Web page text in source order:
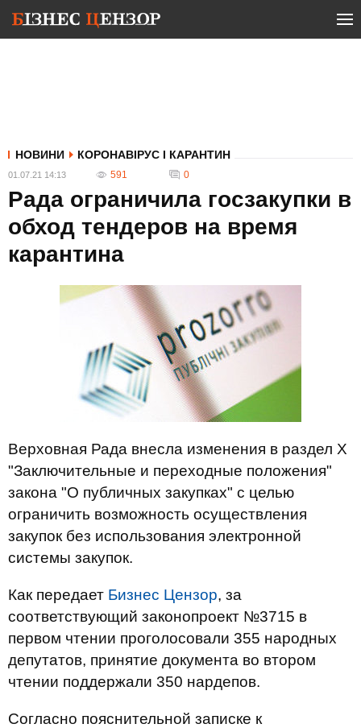
НОВИНИ КОРОНАВІРУС І КАРАНТИН
01.07.21 14:13 591 0
Рада ограничила госзакупки в
обход тендеров на время
карантина
Верховная Рада внесла изменения в раздел X
"Заключительные и переходные положения"
закона "О публичных закупках" с целью
ограничить возможность осуществления
закупок без использования электронной
системы закупок.
Как передает Бизнес Цензор, за
соответствующий законопроект №3715 в
первом чтении проголосовали 355 народных
депутатов, принятие документа во втором
чтении поддержали 350 нардепов.
Согласно пояснительной записке к